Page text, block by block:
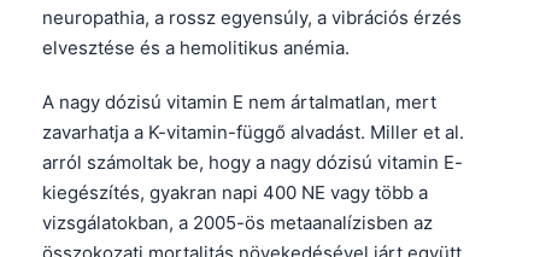
neuropathia, a rossz egyensúly, a vibrációs érzés
elvesztése és a hemolitikus anémia.
A nagy dózisú vitamin E nem ártalmatlan, mert
zavarhatja a K-vitamin-függő alvadást. Miller et al.
arról számoltak be, hogy a nagy dózisú vitamin E-
kiegészítés, gyakran napi 400 NE vagy több a
vizsgálatokban, a 2005-ös metaanalízisben az
Қазақ тілі
Suomi
Hrvatski
Slovenčina
كوردی‎
پښتو